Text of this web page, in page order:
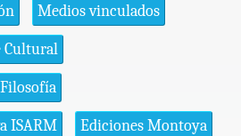
Medios vinculados
Cultural
ISARM Ediciones Montoya